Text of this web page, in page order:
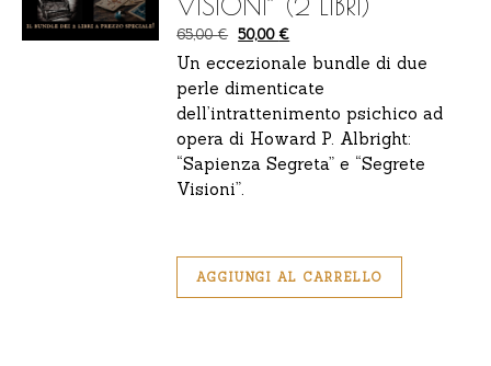
VISIONI” (2 LIBRI)
65,00€ Il prezzo originale era: 65,00 €.
50,00€Il prezzo attuale è: 50,00 €.
Un eccezionale bundle di due
perle dimenticate
dell’intrattenimento psichico ad
opera di Howard P. Albright:
“Sapienza Segreta” e “Segrete
Visioni”.
AGGIUNGI AL CARRELLO